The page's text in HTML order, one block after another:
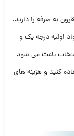
به صرفه را دارید،
اولیه درجه یک و
باعث می شود
کنید و هزینه های